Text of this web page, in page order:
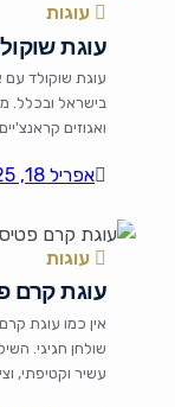
עוגות
עוגת
עוגת שוקולד עם
בישראל ובכלל.
ואגוזים
רגוע עם כוס
אפריל 18, 2025
עוגות
עוגת קרם
אין כמו עוגת
שולחן חגיגי.
עשיר וקטיפתי,